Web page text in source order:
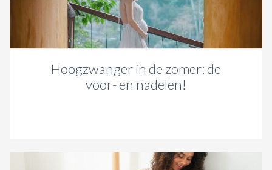
Hoogzwanger in de zomer: de
voor- en nadelen!